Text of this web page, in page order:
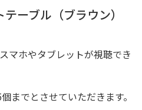
ーブル（ブラウン）
マホやタブレットが視聴でき
までとさせていただきます。